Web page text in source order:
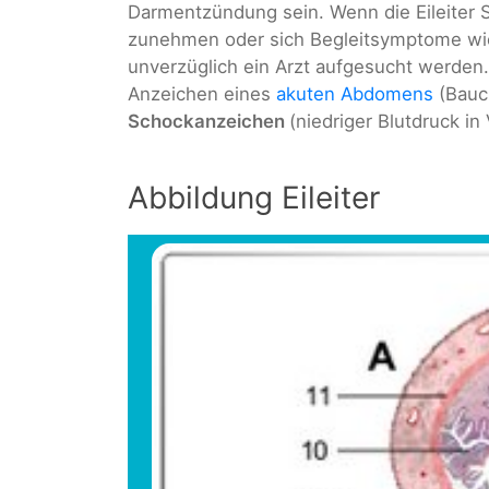
Darmentzündung sein. Wenn die Eileiter
zunehmen oder sich Begleitsymptome
unverzüglich ein Arzt aufgesucht
Anzeichen eines akuten Abdomens
Schockanzeichen (niedriger Blutdruck in
Abbildung Eileiter